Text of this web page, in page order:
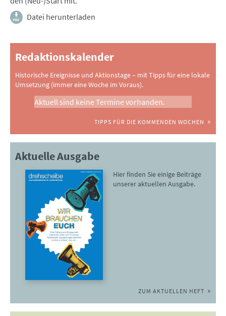
Datei herunterladen
Redaktionskalender
Historische Ereignisse und Aktionstage – mit Tipps für eine lokale
Umsetzung (immer eine Woche im Voraus).
Aktuell sind keine Termine vorhanden.
TIPPS FÜR DIE KOMMENDEN WOCHEN
Aktuelle Ausgabe
Hier finden Sie einige Beiträge
unserer aktuellen Ausgabe.
ZUM AKTUELLEN HEFT